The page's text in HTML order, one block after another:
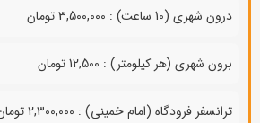
درون شهری (10 ساعت) : 3,500,000 تومان
برون شهری (هر کیلومتر) : 12,500 تومان
ترانسفر فرودگاه (امام خمینی) : 2,300,000 تومان